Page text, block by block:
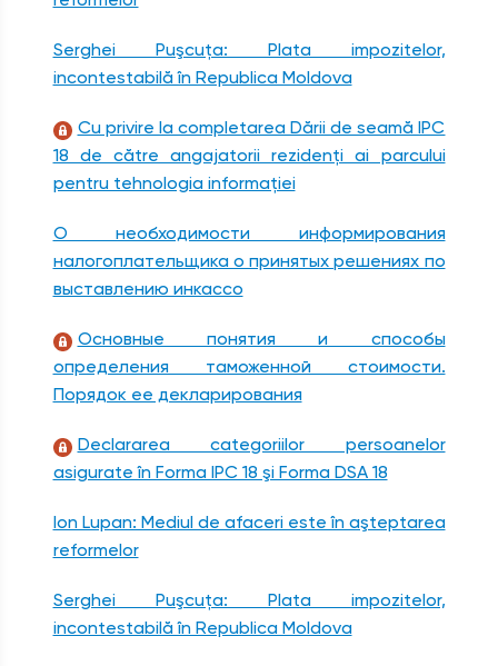
Serghei Puşcuţa: Plata impozitelor,
incontestabilă în Republica Moldova
Cu privire la completarea Dării de seamă IPC
18 de către angajatorii rezidenţi ai parcului
pentru tehnologia informaţiei
О необходимости информирования
налогоплательщика о принятых решениях по
выставлению инкассо
Основные понятия и способы
определения таможенной стоимости.
Порядок ее декларирования
Declararea categoriilor persoanelor
asigurate în Forma IPC 18 şi Forma DSA 18
Ion Lupan: Mediul de afaceri este în aşteptarea
reformelor
Serghei Puşcuţa: Plata impozitelor,
incontestabilă în Republica Moldova